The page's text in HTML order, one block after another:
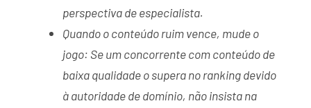
perspectiva de especialista.
Quando o conteúdo ruim vence, mude o
jogo: Se um concorrente com conteúdo de
baixa qualidade o supera no ranking devido
à autoridade de domínio, não insista na